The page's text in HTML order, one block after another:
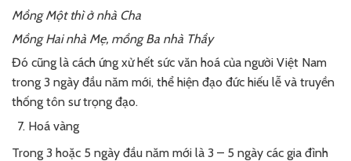
Mồng Một thì ở nhà Cha
Mồng Hai nhà Mẹ, mồng Ba nhà Thầy
Đó cũng là cách ứng xử hết sức văn hoá của người Việt Nam
trong 3 ngày đầu năm mới, thể hiện đạo đức hiếu lễ và truyền
thống tôn sư trọng đạo.
Hoá vàng
Trong 3 hoặc 5 ngày đầu năm mới là 3 – 5 ngày các gia đình